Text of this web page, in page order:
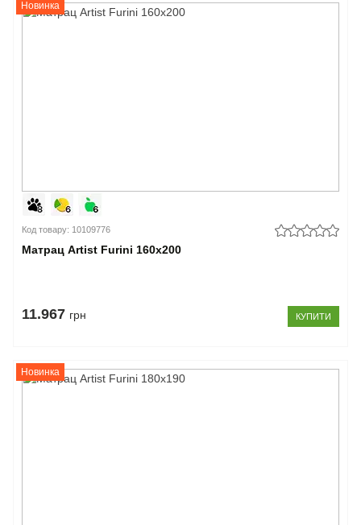
Новинка
Код товару: 10109776
Матрац Artist Furini 160x200
11.967 грн КУПИТИ
Новинка